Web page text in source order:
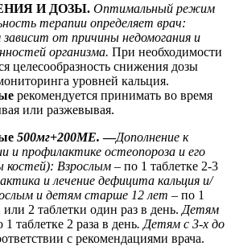
И ДОЗЫ. Оптимальный режим
терапии определяет врач:
зависит от причины недомогания и
организма. При необходимости
целесообразность снижения дозы
уровней кальция.
рекомендуется принимать во время
или разжевывая.
500мг+200МЕ. —Дополнение к
и профилактике остеопороза и его
костей): Взрослым – по 1 таблетке 2-3
и лечение дефицита кальция и/
и детям старше 12 лет – по 1
или 2 таблетки один раз в день. Детям
1 таблетке 2 раза в день. Детям с 3-х до
с рекомендациями врача.